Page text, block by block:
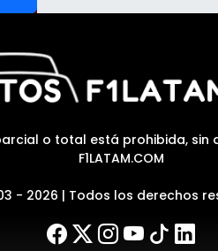
o total está prohibida, sin
F1LATAM.COM
- 2026 | Todos los derechos